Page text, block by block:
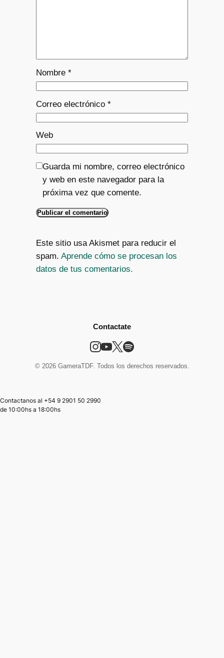
Nombre *
Correo electrónico *
Web
Guarda mi nombre, correo electrónico
y web en este navegador para la
próxima vez que comente.
Este sitio usa Akismet para reducir el
spam. Aprende cómo se procesan los
datos de tus comentarios.
Contactate
© 2026 GameraTDF. Todos los derechos reservados.
Contactanos al +54 9 2901 50 2990
de 10:00hs a 18:00hs